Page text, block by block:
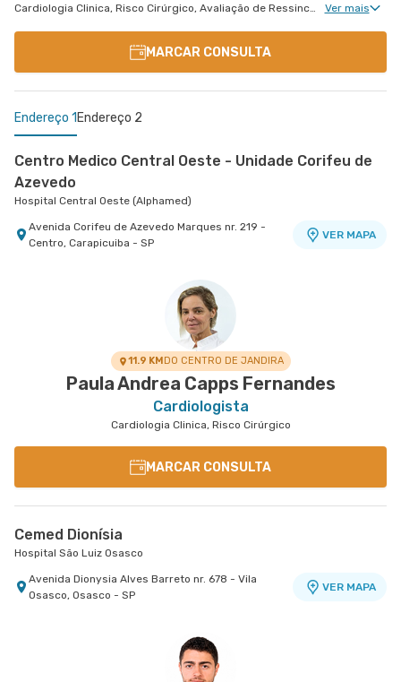
Cardiologia Clinica, Risco Cirúrgico, Avaliação de Ressincronizador Ou Cdi, Avaliação de Marca-Passo, Desfibrilador e Ressincronizador, Arritmologia Ver mais
MARCAR CONSULTA
Endereço 1 Endereço 2
Centro Medico Central Oeste - Unidade Corifeu de
Azevedo
Hospital Central Oeste (Alphamed)
Avenida Corifeu de Azevedo Marques nr. 219 -
Centro, Carapicuiba - SP
VER MAPA
Avenida Dionysia Alves Barreto nr. 678 - Vila
11.9 KMDO CENTRO DE JANDIRA
Paula Andrea Capps Fernandes
Cardiologista
Cardiologia Clinica, Risco Cirúrgico
MARCAR CONSULTA
Cemed Dionísia
Hospital São Luiz Osasco
Avenida Dionysia Alves Barreto nr. 678 - Vila
Osasco, Osasco - SP
VER MAPA